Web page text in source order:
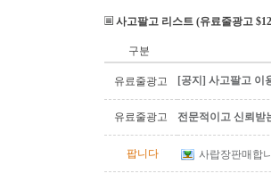
사고팔고 리스트 (유료줄광고
구분
유료줄광고 [공지] 사고팔고 이
유료줄광고 전문적이고 신뢰받
팝니다 사랍장판매합